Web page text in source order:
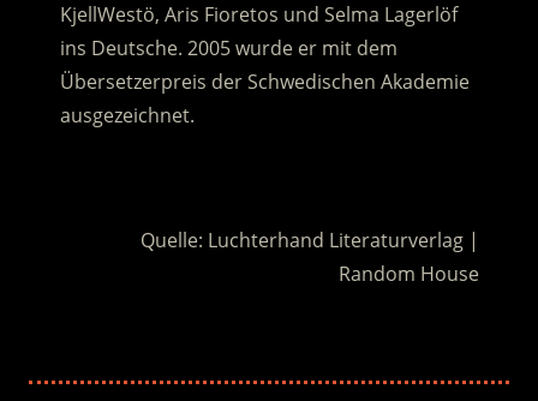
KjellWestö, Aris Fioretos und Selma Lagerlöf
ins Deutsche. 2005 wurde er mit dem
Übersetzerpreis der Schwedischen Akademie
ausgezeichnet.
Quelle: Luchterhand Literaturverlag |
Random House